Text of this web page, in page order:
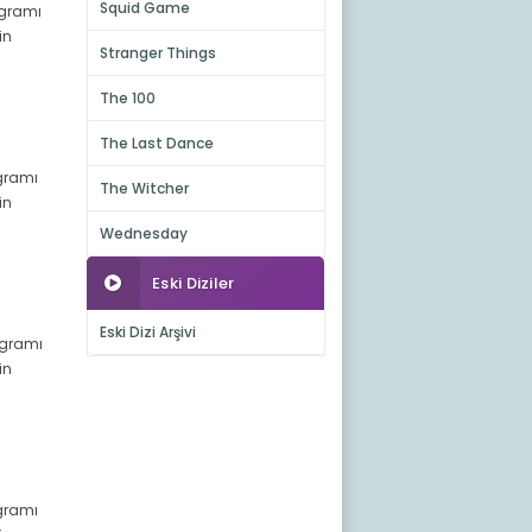
Squid Game
Stranger Things
The 100
The Last Dance
The Witcher
Wednesday
Eski Diziler
Eski Dizi Arşivi